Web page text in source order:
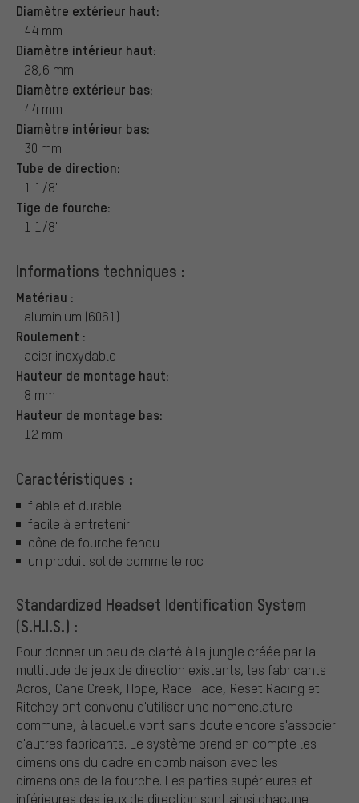
Diamètre extérieur haut:
44 mm
Diamètre intérieur haut:
28,6 mm
Diamètre extérieur bas:
44 mm
Diamètre intérieur bas:
30 mm
Tube de direction:
1 1/8"
Tige de fourche:
1 1/8"
Informations techniques :
Matériau :
aluminium (6061)
Roulement :
acier inoxydable
Hauteur de montage haut:
8 mm
Hauteur de montage bas:
12 mm
Caractéristiques :
fiable et durable
facile à entretenir
cône de fourche fendu
un produit solide comme le roc
Standardized Headset Identification System
(S.H.I.S.) :
Pour donner un peu de clarté à la jungle créée par la
multitude de jeux de direction existants, les fabricants
Acros, Cane Creek, Hope, Race Face, Reset Racing et
Ritchey ont convenu d'utiliser une nomenclature
commune, à laquelle vont sans doute encore s'associer
d'autres fabricants. Le système prend en compte les
dimensions du cadre en combinaison avec les
dimensions de la fourche. Les parties supérieures et
inférieures des jeux de direction sont ainsi chacune